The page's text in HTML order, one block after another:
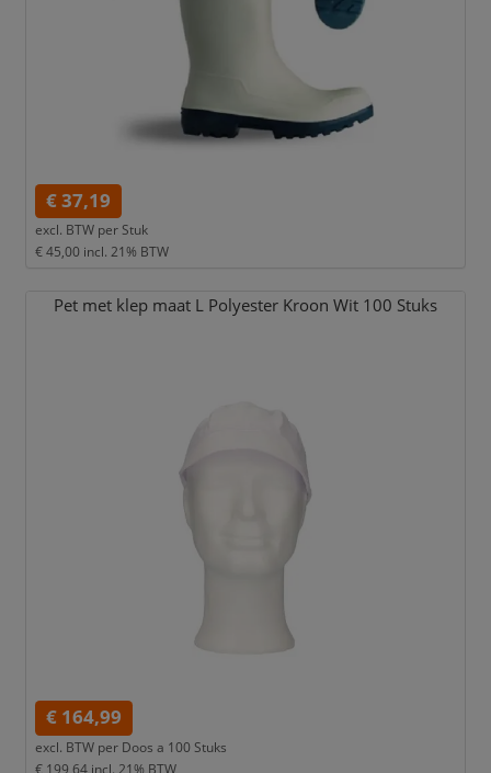
€ 37,19
excl. BTW per Stuk
€ 45,00 incl. 21% BTW
Pet met klep maat L Polyester Kroon Wit 100 Stuks
€ 164,99
excl. BTW per Doos a 100 Stuks
€ 199,64 incl. 21% BTW